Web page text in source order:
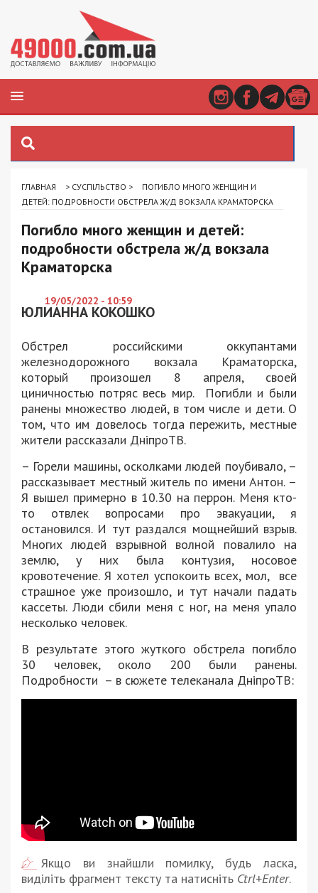
ГЛАВНАЯ > СУСПІЛЬСТВО >
ПОГИБЛО МНОГО ЖЕНЩИН И
ДЕТЕЙ: ПОДРОБНОСТИ ОБСТРЕЛА Ж/Д ВОКЗАЛА КРАМАТОРСКА
Погибло много женщин и детей:
подробности обстрела ж/д вокзала
Краматорска
19/05/2022 - 10:59
ЮЛИАННА КОКОШКО
Обстрел российскими оккупантами
железнодорожного вокзала Краматорска,
который произошел 8 апреля, своей
циничностью потряс весь мир. Погибли и были
ранены множество людей, в том числе и дети. О
том, что им довелось тогда пережить, местные
жители рассказали ДніпроТВ.
– Горели машины, осколками людей поубивало, –
рассказывает местный житель по имени Антон. –
Я вышел примерно в 10.30 на перрон. Меня кто-
то отвлек вопросами про эвакуации, я
остановился. И тут раздался мощнейший взрыв.
Многих людей взрывной волной повалило на
землю, у них была контузия, носовое
кровотечение. Я хотел успокоить всех, мол, все
страшное уже произошло, и тут начали падать
кассеты. Люди сбили меня с ног, на меня упало
несколько человек.
В результате этого жуткого обстрела погибло
30 человек, около 200 были ранены.
Подробности – в сюжете телеканала ДніпроТВ:
Якщо ви знайшли помилку, будь ласка,
виділіть фрагмент тексту та натисніть Ctrl+Enter.